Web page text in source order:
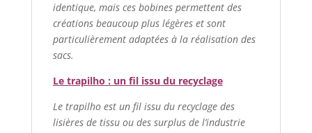
identique, mais ces bobines permettent des
créations beaucoup plus légères et sont
particulièrement adaptées à la réalisation des
sacs.
Le trapilho : un fil issu du recyclage
Le trapilho est un fil issu du recyclage des
lisières de tissu ou des surplus de l’industrie